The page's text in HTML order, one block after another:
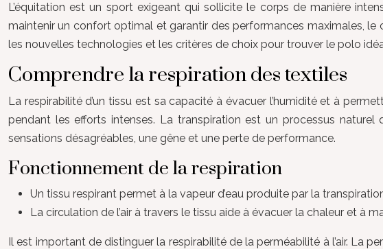
L’équitation est un sport exigeant qui sollicite le corps de manière
maintenir un confort optimal et garantir des performances maximales,
les nouvelles technologies et les critères de choix pour trouver le polo
Comprendre la respiration des textiles
La respirabilité d’un tissu est sa capacité à évacuer l’humidité et à
pendant les efforts intenses. La transpiration est un processus
sensations désagréables, une gêne et une perte de performance.
Fonctionnement de la respiration
Un tissu respirant permet à la vapeur d’eau produite par la transpiration
La circulation de l’air à travers le tissu aide à évacuer la chaleur et à
Il est important de distinguer la respirabilité de la perméabilité à l’air. La